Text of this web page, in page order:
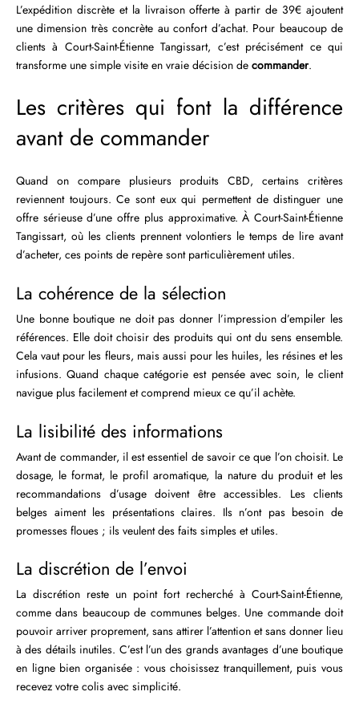
L’expédition discrète et la livraison offerte à partir de 39€ ajoutent
une dimension très concrète au confort d’achat. Pour beaucoup de
clients à Court-Saint-Étienne Tangissart, c’est précisément ce qui
transforme une simple visite en vraie décision de commander.
Les critères qui font la différence
avant de commander
Quand on compare plusieurs produits CBD, certains critères
reviennent toujours. Ce sont eux qui permettent de distinguer une
offre sérieuse d’une offre plus approximative. À Court-Saint-Étienne
Tangissart, où les clients prennent volontiers le temps de lire avant
d’acheter, ces points de repère sont particulièrement utiles.
La cohérence de la sélection
Une bonne boutique ne doit pas donner l’impression d’empiler les
références. Elle doit choisir des produits qui ont du sens ensemble.
Cela vaut pour les fleurs, mais aussi pour les huiles, les résines et les
infusions. Quand chaque catégorie est pensée avec soin, le client
navigue plus facilement et comprend mieux ce qu’il achète.
La lisibilité des informations
Avant de commander, il est essentiel de savoir ce que l’on choisit. Le
dosage, le format, le profil aromatique, la nature du produit et les
recommandations d’usage doivent être accessibles. Les clients
belges aiment les présentations claires. Ils n’ont pas besoin de
promesses floues ; ils veulent des faits simples et utiles.
La discrétion de l’envoi
La discrétion reste un point fort recherché à Court-Saint-Étienne,
comme dans beaucoup de communes belges. Une commande doit
pouvoir arriver proprement, sans attirer l’attention et sans donner lieu
à des détails inutiles. C’est l’un des grands avantages d’une boutique
en ligne bien organisée : vous choisissez tranquillement, puis vous
recevez votre colis avec simplicité.